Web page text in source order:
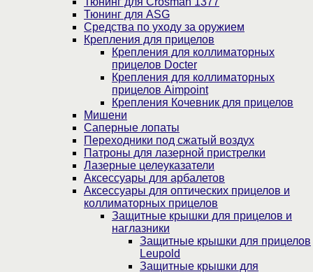
Тюнинг для ASG
Средства по уходу за оружием
Крепления для прицелов
Крепления для коллиматорных
прицелов Docter
Крепления для коллиматорных
прицелов Aimpoint
Крепления Кочевник для прицелов
Мишени
Саперные лопаты
Переходники под сжатый воздух
Патроны для лазерной пристрелки
Лазерные целеуказатели
Аксессуары для арбалетов
Аксессуары для оптических прицелов и
коллиматорных прицелов
Защитные крышки для прицелов и
наглазники
Защитные крышки для прицелов
Leupold
Защитные крышки для